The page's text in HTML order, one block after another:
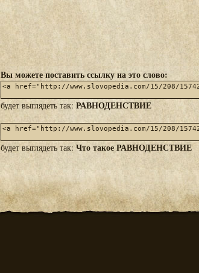
Вы можете поставить ссылку на это слово:
будет выглядеть так: РАВНОДЕНСТВИЕ
будет выглядеть так:Что такое РАВНОДЕНСТВИЕ